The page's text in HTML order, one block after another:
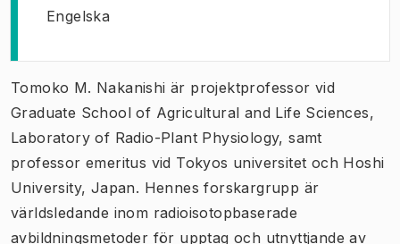
Engelska
Tomoko M. Nakanishi är projektprofessor vid
Graduate School of Agricultural and Life Sciences,
Laboratory of Radio-Plant Physiology, samt
professor emeritus vid Tokyos universitet och Hoshi
University, Japan. Hennes forskargrupp är
världsledande inom radioisotopbaserade
avbildningsmetoder för upptag och utnyttjande av